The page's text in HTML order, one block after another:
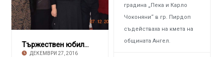
градина „Пека и Карло
Чоконяни“ в гр. Пирдоп
съдействаха на кмета на
общината Ангел.
Тържествен юбилей в ОУ – Чавдар
ДЕКЕМВРИ 27, 2016